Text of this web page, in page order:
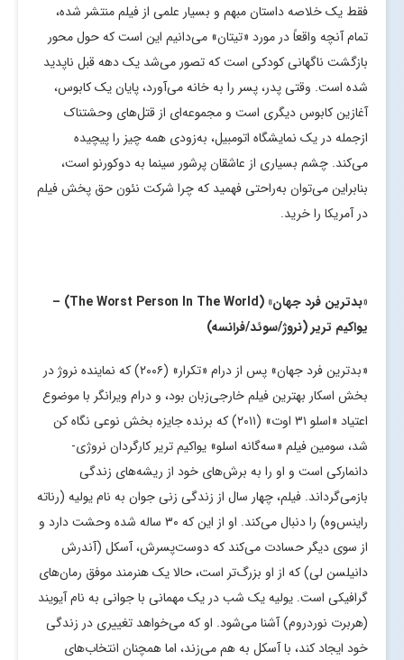
فقط یک خلاصه داستان مبهم و بسیار علمی از فیلم منتشر شده،
تمام آنچه واقعاً در مورد «تیتان» می‌دانیم این است که حول محور
بازگشت ناگهانی کودکی است که تصور می‌شد یک دهه قبل ناپدید
شده است. وقتی پدر، پسر را به خانه می‌آورد، پایان یک کابوس،
آغازین کابوس دیگری است و مجموعه‌ای از قتل‌های وحشتناک
ازجمله در یک نمایشگاه اتومبیل، به‌زودی همه چیز را پیچیده
می‌کند. چشم بسیاری از عاشقان پرشور سینما به دوکورنو است،
بنابراین می‌توان به‌راحتی فهمید که چرا شرکت نئون حق پخش فیلم
در آمریکا را خرید.
«بدترین فرد جهان» (The Worst Person In The World
) –
یواکیم تریر (نروژ/سوئد/فرانسه)
«بدترین فرد جهان» پس از درام «تکرار» (۲۰۰۶) که نماینده نروژ در
بخش اسکار بهترین فیلم خارجی‌زبان بود، و درام ویرانگر با موضوع
اعتیاد «اسلو ۳۱ اوت» (۲۰۱۱) که برنده جایزه بخش نوعی نگاه کن
شد، سومین فیلم «سه‌گانه اسلو» یواکیم تریر کارگردان نروژی-
دانمارکی است و او را به برش‌های خود از ریشه‌های زندگی
بازمی‌گرداند. فیلم، چهار سال از زندگی زنی جوان به نام یولیه (رناته
راینس‌وه) را دنبال می‌کند. او از این که ۳۰ ساله شده وحشت دارد و
از سوی دیگر حسادت می‌کند که دوست‌پسرش، آسکل (آندرش
دانیلسن لی) که از او بزرگ‌تر است، حالا یک هنرمند موفق رمان‌های
گرافیکی است. یولیه یک شب در یک مهمانی با جوانی به نام آیویند
(هربرت نوردروم) آشنا می‌شود. او که می‌خواهد تغییری در زندگی
خود ایجاد کند، با آسکل به هم می‌زند، اما همچنان انتخاب‌های